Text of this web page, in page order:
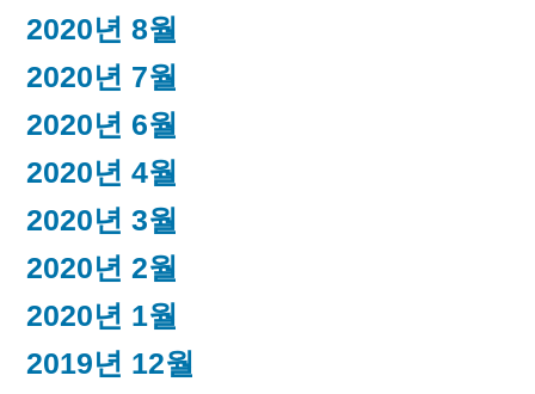
2020년 8월
2020년 7월
2020년 6월
2020년 4월
2020년 3월
2020년 2월
2020년 1월
2019년 12월